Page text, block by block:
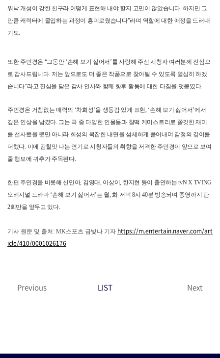
워낙 개성이 강한 친구라 어떻게 표현해 내야 할지 고민이 많았습니다. 하지만 그
만큼 캐릭터에 몰입하는 과정이 흥미로웠습니다”라며 역할에 대한 애정을 드러내
기도.
또한 주민경은 “그동안 ‘손해 보기 싫어서’를 사랑해 주신 시청자 여러분께 진심으
로 감사드립니다. 저는 앞으로도 더 좋은 작품으로 찾아뵐 수 있도록 열심히 하겠
습니다”라고 진심을 담은 감사 인사와 함께 향후 활동에 대한 다짐을 덧붙였다.
주민경은 거침없는 매력의 ‘차희성’을 생동감 있게 표현, ‘손해 보기 싫어서’에서
깊은 인상을 남겼다. 그는 극 중 다양한 인물들과 찰떡 케미스트리로 쫄깃한 재미
를 선사했을 뿐만 아니라 희성의 복잡한 내면을 섬세하게 풀어내며 감정의 깊이를
더했다. 이에 감칠맛 나는 연기로 시청자들의 취향을 저격한 주민경이 앞으로 보여
줄 행보에 귀추가 주목된다.
한편 주민경을 비롯해 신민아, 김영대, 이상이, 한지현 등이 출연하는 tvN X TVING
오리지널 드라마 ‘손해 보기 싫어서’는 월, 화 저녁 8시 40분 방송되며 종영까지 단
2회만을 앞두고 있다.
기사 원문 및 출처: MK스포츠 금빛나 기자 https://m.entertain.naver.com/art
icle/410/0001026176
Previous LIST Next